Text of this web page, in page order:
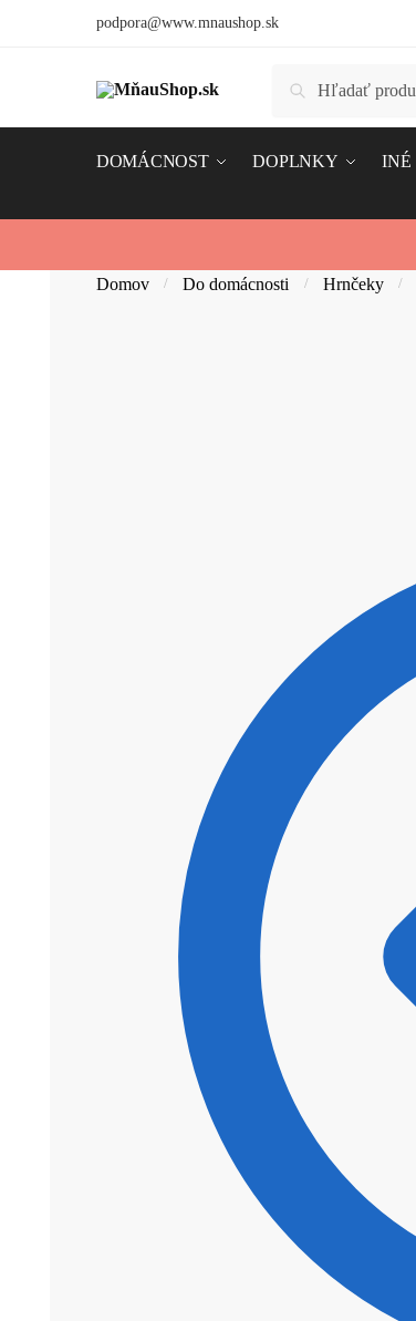
podpora@www.mnaushop.sk
Vyhľadávanie
DOMÁCNOST DOPLNKY INÉ
Domov / Do domácnosti / Hrnčeky /